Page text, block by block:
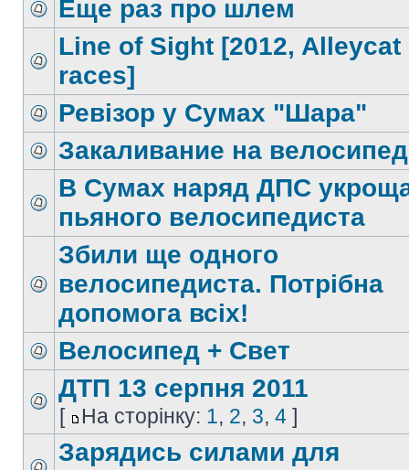
Еще раз про шлем
Line of Sight [2012, Alleycat
races]
Ревізор у Сумах "Шара"
Закаливание на
В Сумах наряд ДПС
пьяного велосипедиста
Збили ще одного
велосипедиста. Потрібна
допомога всіх!
Велосипед + Свет
ДТП 13 серпня 2011
[ На сторінку: 1, 2, 3, 4 ]
Зарядись силами для